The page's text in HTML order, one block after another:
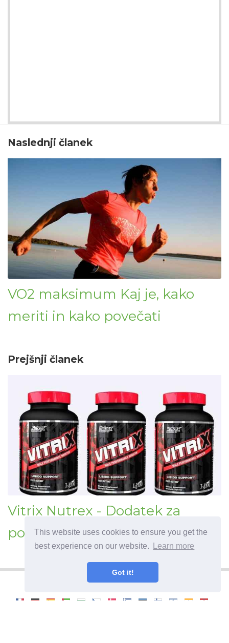
This website uses cookies to ensure you get the
best experience on our website.
Learn more
Got it!
Naslednji članek
VO2 maksimum Kaj je, kako
meriti in kako povečati
Prejšnji članek
Vitrix Nutrex - Dodatek za
povečanje testosterona